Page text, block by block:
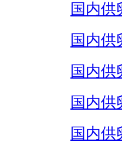
国内供
国内供
国内供
国内供
国内供